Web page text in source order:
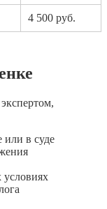
4 500 руб.
или в суде
условиях